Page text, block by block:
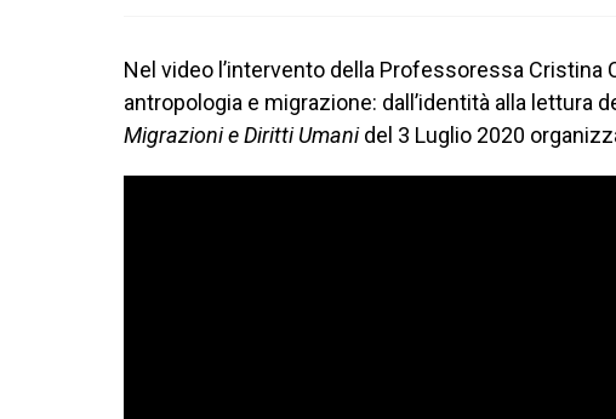
Nel video l’intervento della Professoressa Cristina
antropologia e migrazione: dall’identità alla lettura
Migrazioni e Diritti Umanidel 3 Luglio 2020